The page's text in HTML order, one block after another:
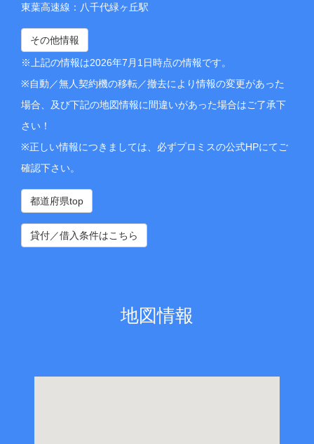
東葉高速線：八千代緑ヶ丘駅
その他情報
※上記の情報は2026年7月1日時点の情報です。
※自動／無人契約機の移転／撤去により情報の変更があった
場合、及び下記の地図情報に間違いがあった場合はご了承下
さい！
※正しい情報につきましては、必ずプロミスの公式HPにてご
確認下さい。
都道府県top
貸付／借入条件はこちら
地図情報